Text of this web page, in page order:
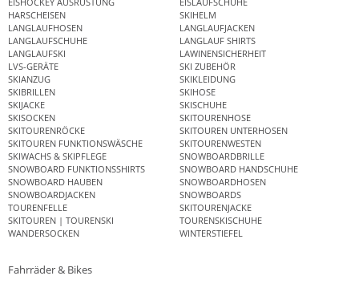
HARSCHEISEN
SKIHELM
LANGLAUFHOSEN
LANGLAUFJACKEN
LANGLAUFSCHUHE
LANGLAUF SHIRTS
LANGLAUFSKI
LAWINENSICHERHEIT
LVS-GERÄTE
SKI ZUBEHÖR
SKIANZUG
SKIKLEIDUNG
SKIBRILLEN
SKIHOSE
SKIJACKE
SKISCHUHE
SKISOCKEN
SKITOURENHOSE
SKITOURENRÖCKE
SKITOUREN UNTERHOSEN
SKITOUREN FUNKTIONSWÄSCHE
SKITOURENWESTEN
SKIWACHS & SKIPFLEGE
SNOWBOARDBRILLE
SNOWBOARD FUNKTIONSSHIRTS
SNOWBOARD HANDSCHUHE
SNOWBOARD HAUBEN
SNOWBOARDHOSEN
SNOWBOARDJACKEN
SNOWBOARDS
TOURENFELLE
SKITOURENJACKE
SKITOUREN | TOURENSKI
TOURENSKISCHUHE
WANDERSOCKEN
WINTERSTIEFEL
Fahrräder & Bikes